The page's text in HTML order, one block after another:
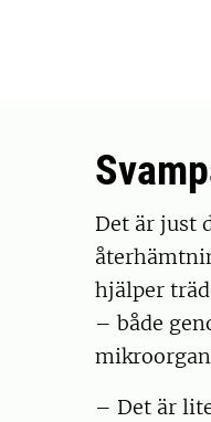
Det är just
hjälper
– både
– Det är